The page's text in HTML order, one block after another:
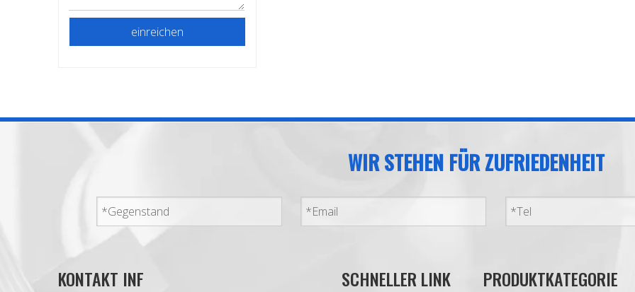
einreichen
WIR STEHEN FÜR ZUFRIEDENHEIT
KONTAKT INF SCHNELLER LINK PRODUKTKATEGORIE